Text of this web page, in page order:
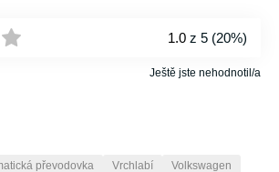
1.0 z 5 (20%)
Ještě jste nehodnotil/a
převodovka Vrchlabí
Volkswagen